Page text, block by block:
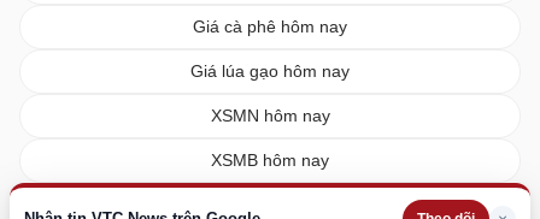
Giá cà phê hôm nay
Giá lúa gạo hôm nay
XSMN hôm nay
XSMB hôm nay